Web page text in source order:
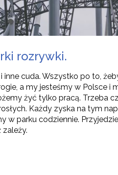
rozrywki.
cuda. Wszystko po to,
a my jesteśmy w Polsce
żyć tylko pracą. Trzeba
Każdy zyska na tym
parku codziennie.